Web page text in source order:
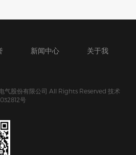
新闻中心
关于我
气股份有限公司 All Rights Reserved技术
号